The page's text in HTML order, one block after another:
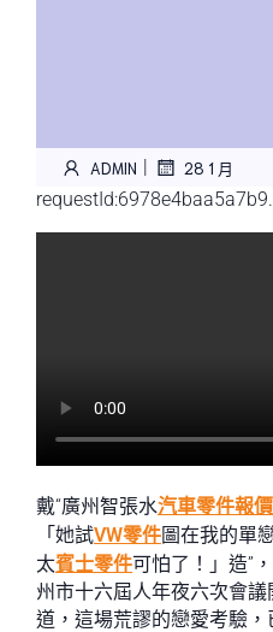
ADMIN | 28 1 月
戴“廣州智張水汽車零件報價
「她試VW零件圖在我的單
太賓士零件可怕了！」造”
州市十六屆人年夜六次會
道，這場荒謬的戀愛考驗，